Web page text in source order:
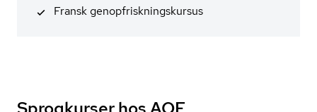
Fransk genop­frisk­nings­kur­sus